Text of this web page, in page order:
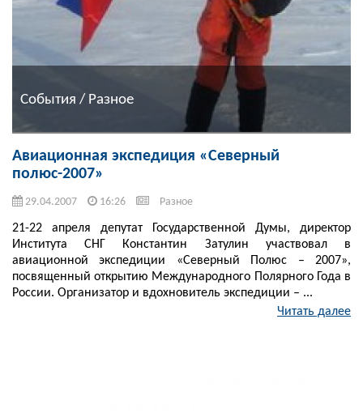
События / Разное
Авиационная экспедиция «Северный
полюс-2007»
29.04.2007 16:26 Разное
21-22 апреля депутат Государственной Думы, директор
Института СНГ Константин Затулин участвовал в
авиационной экспедиции «Северный Полюс – 2007»,
посвященный открытию Международного Полярного Года в
России. Организатор и вдохновитель экспедиции – ...
Читать далее